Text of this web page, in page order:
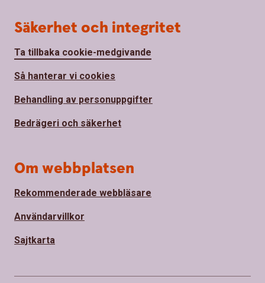
Säkerhet och integritet
Ta tillbaka cookie-medgivande
Så hanterar vi cookies
Behandling av personuppgifter
Bedrägeri och säkerhet
Om webbplatsen
Rekommenderade webbläsare
Användarvillkor
Sajtkarta